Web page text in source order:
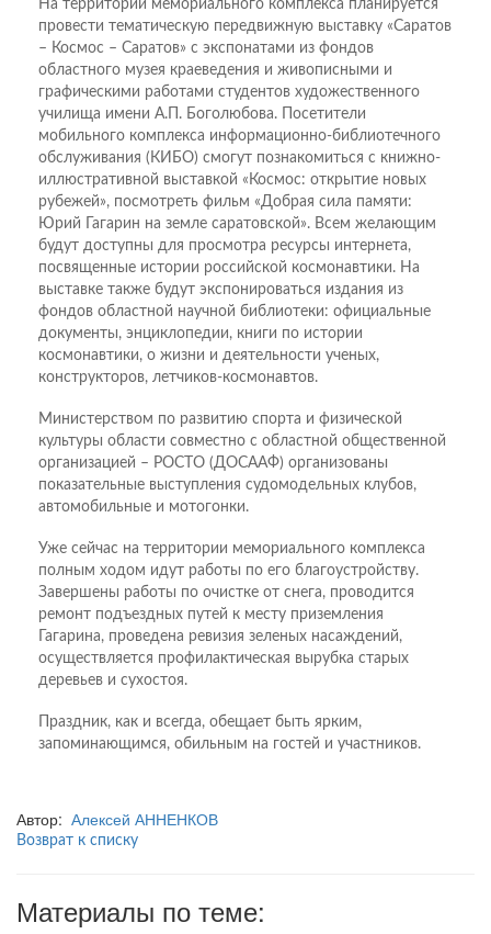
На территории мемориального комплекса планируется
провести тематическую передвижную выставку «Саратов
– Космос – Саратов» с экспонатами из фондов
областного музея краеведения и живописными и
графическими работами студентов художественного
училища имени А.П. Боголюбова. Посетители
мобильного комплекса информационно-библиотечного
обслуживания (КИБО) смогут познакомиться с книжно-
иллюстративной выставкой «Космос: открытие новых
рубежей», посмотреть фильм «Добрая сила памяти:
Юрий Гагарин на земле саратовской». Всем желающим
будут доступны для просмотра ресурсы интернета,
посвященные истории российской космонавтики. На
выставке также будут экспонироваться издания из
фондов областной научной библиотеки: официальные
документы, энциклопедии, книги по истории
космонавтики, о жизни и деятельности ученых,
конструкторов, летчиков-космонавтов.
Министерством по развитию спорта и физической
культуры области совместно с областной общественной
организацией – РОСТО (ДОСААФ) организованы
показательные выступления судомодельных клубов,
автомобильные и мотогонки.
Уже сейчас на территории мемориального комплекса
полным ходом идут работы по его благоустройству.
Завершены работы по очистке от снега, проводится
ремонт подъездных путей к месту приземления
Гагарина, проведена ревизия зеленых насаждений,
осуществляется профилактическая вырубка старых
деревьев и сухостоя.
Праздник, как и всегда, обещает быть ярким,
запоминающимся, обильным на гостей и участников.
Автор: Алексей АННЕНКОВ
Возврат к списку
Материалы по теме: